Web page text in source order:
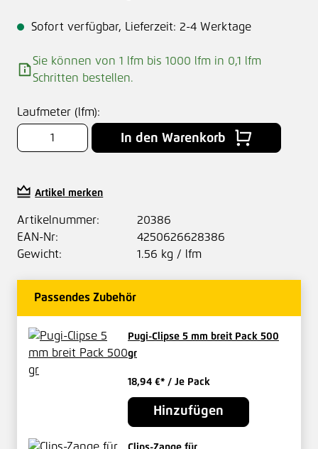
Sofort verfügbar, Lieferzeit: 2-4 Werktage
Sie können von 1 lfm bis 1000 lfm in 0,1 lfm
Schritten bestellen.
Laufmeter (lfm):
In den Warenkorb
Artikel merken
Artikelnummer:
20386
EAN-Nr:
4250626628386
Gewicht:
1.56 kg / lfm
Passendes Zubehör
Pugi-Clipse 5 mm breit Pack 500
gr
18,94 €* / Je Pack
Hinzufügen